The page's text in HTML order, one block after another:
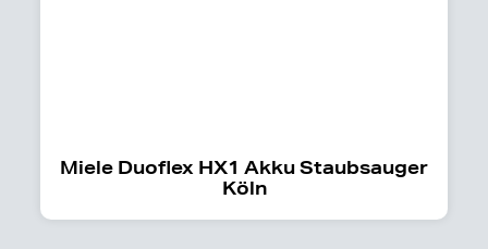
Miele Duoflex HX1 Akku Staubsauger
Köln